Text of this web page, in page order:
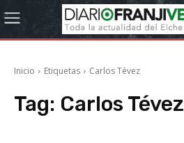
Inicio Etiquetas Carlos Tévez
Tag: Carlos Tévez